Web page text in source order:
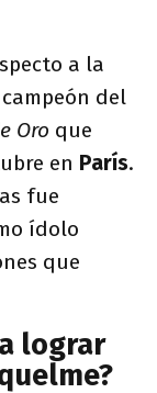
a la
del
Oro que
en París.
fue
ídolo
que
lograr